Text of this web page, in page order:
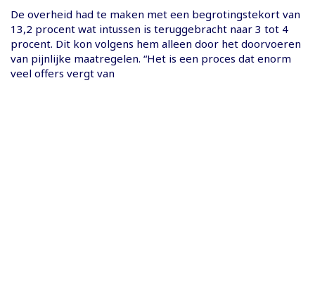
De overheid had te maken met een begrotingstekort van
13,2 procent wat intussen is teruggebracht naar 3 tot 4
procent. Dit kon volgens hem alleen door het doorvoeren
van pijnlijke maatregelen. “Het is een proces dat enorm
veel offers vergt van